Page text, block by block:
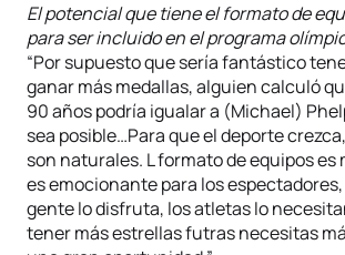
El potencial que tiene el formato de
para ser incluido en el programa
“Por supuesto que sería fantástico
ganar más medallas, alguien calculó
90 años podría igualar a (Michael)
sea posible…Para que el deporte
son naturales. L formato de equipos
es emocionante para los espectadores,
gente lo disfruta, los atletas lo
tener más estrellas futras necesitas